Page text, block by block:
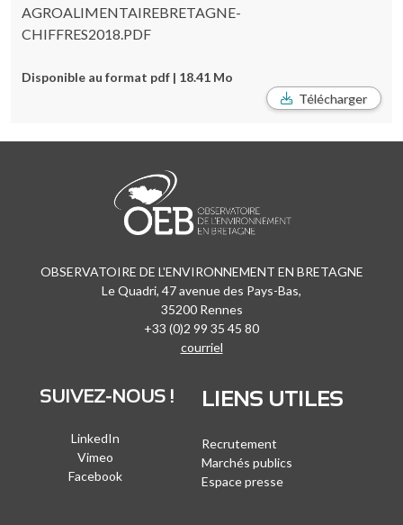
AGROALIMENTAIREBRETAGNE-
CHIFFRES2018.PDF
Disponible au format pdf | 18.41 Mo
Télécharger
OBSERVATOIRE DE L'ENVIRONNEMENT EN BRETAGNE
Le Quadri, 47 avenue des Pays-Bas,
35200 Rennes
+33 (0)2 99 35 45 80
courriel
SUIVEZ-NOUS !
LinkedIn
Vimeo
Facebook
LIENS UTILES
Recrutement
Marchés publics
Espace presse